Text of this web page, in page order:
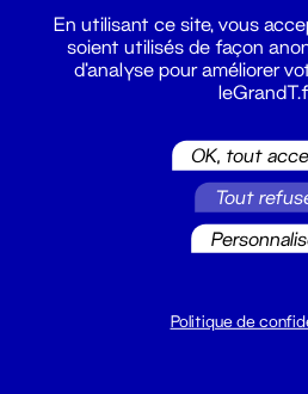
billetterie@leGrandT.fr
Du lundi au vendredi 14h → 18h
En utilisant ce site, vous
soient utilisés de façon
d'analyse pour améliorer
OK, tout
Tout
Politique de